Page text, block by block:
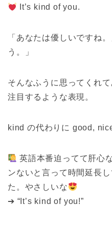
It’s kind of you.
「あなたは優しいですね
う。」
そんなふうに思ってくれ
注目するような表現。
kind の代わりに good,
英語本番迫ってて肝心
ンないと言って時間延長
た。やさしいな
➔ “It’s kind of you!”